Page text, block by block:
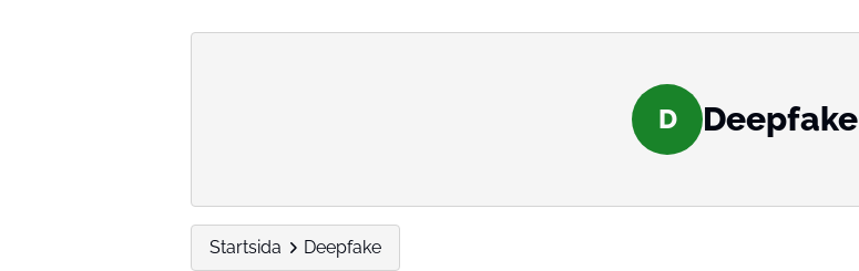
D Deepfake
Startsida Deepfake